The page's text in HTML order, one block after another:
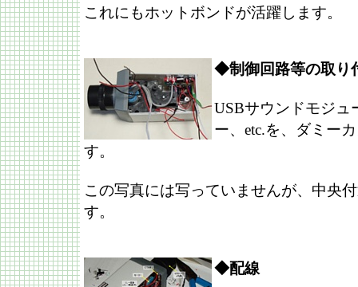
これにもホットボンドが活躍します。
◆制御回路等の取り
USBサウンドモジュ
ー、etc.を、ダミー
す。
この写真には写っていませんが、中央
す。
◆配線